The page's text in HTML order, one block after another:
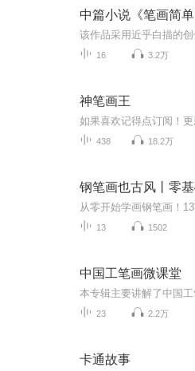
中篇小说《笔画简单
16 3.2万
神笔画王
438 18.2万
钢笔画也古风丨零
13 1502
中国工笔画微课堂
23 2.2万
卡通故事